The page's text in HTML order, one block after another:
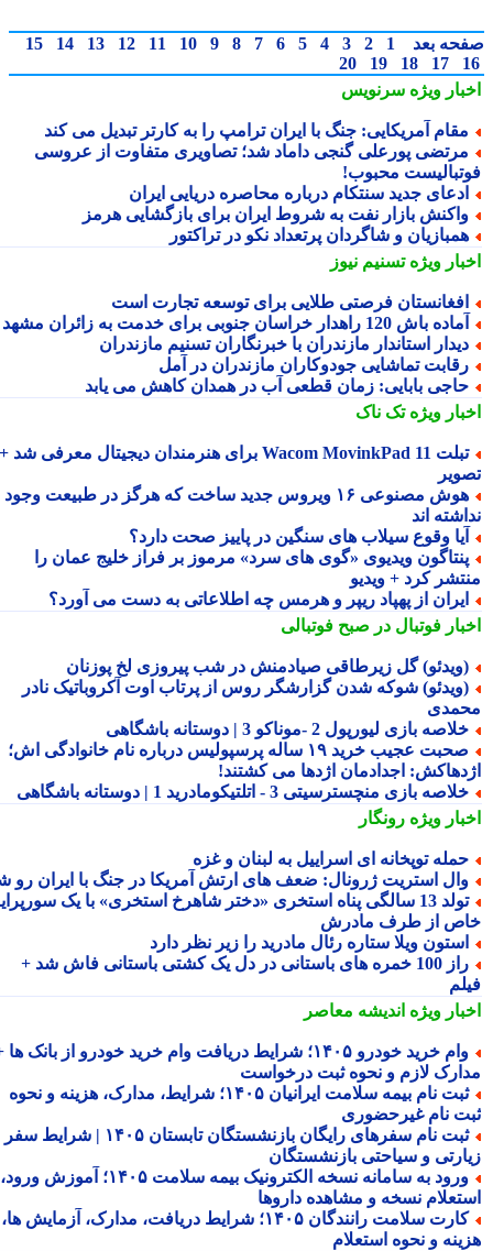
بعد 1
2
3
4
5
6
7
8
9
10
11
12
13
14
15
17
18
19
20
ویژهسرنویس
آمریکایی: جنگ با ایران ترامپ را به کارتر تبدیل می کند
پورعلی گنجی داماد شد؛ تصاویری متفاوت از عروسی
محبوب!
جدید سنتکام درباره محاصره دریایی ایران
بازار نفت به شروط ایران برای بازگشایی هرمز
و شاگردان پرتعداد نکو در تراکتور
ویژهتسنیم نیوز
فرصتی طلایی برای توسعه تجارت است
باش 120 راهدار خراسان جنوبی برای خدمت به زائران مشهد
استاندار مازندران با خبرنگاران تسنیم مازندران
تماشایی جودوکاران مازندران در آمل
بابایی: زمان قطعی آب در همدان کاهش می یابد
ویژهتک ناک
تبلت Wacom MovinkPad 11 برای هنرمندان دیجیتال معرفی شد +
هوش مصنوعی ۱۶ ویروس جدید ساخت که هرگز در طبیعت وجود
اند
وقوع سیلاب های سنگین در پاییز صحت دارد؟
ویدیوی «گوی های سرد» مرموز بر فراز خلیج عمان را
کرد + ویدیو
از پهپاد ریپر و هرمس چه اطلاعاتی به دست می آورد؟
فوتبال در صبح فوتبالی
گل زیرطاقی صیادمنش در شب پیروزی لخ پوزنان
شوکه شدن گزارشگر روس از پرتاب اوت آکروباتیک نادر
بازی لیورپول 2 -موناکو 3 | دوستانه باشگاهی
صحبت عجیب خرید ۱۹ ساله پرسپولیس درباره نام خانوادگی اش؛
اجدادمان اژدها می کشتند!
بازی منچسترسیتی 3 - اتلتیکومادرید 1 | دوستانه باشگاهی
ویژهرونگار
توپخانه ای اسراییل به لبنان و غزه
استریت ژرونال: ضعف های ارتش آمریکا در جنگ با ایران رو شد
تولد 13 سالگی پناه استخری «دختر شاهرخ استخری» با یک سورپرایز
از طرف مادرش
ویلا ستاره رئال مادرید را زیر نظر دارد
راز 100 خمره های باستانی در دل یک کشتی باستانی فاش شد +
ویژهاندیشه معاصر
وام خرید خودرو ۱۴۰۵؛ شرایط دریافت وام خرید خودرو از بانک ها +
لازم و نحوه ثبت درخواست
ثبت نام بیمه سلامت ایرانیان ۱۴۰۵؛ شرایط، مدارک، هزینه و نحوه
نام غیرحضوری
ثبت نام سفرهای رایگان بازنشستگان تابستان ۱۴۰۵ | شرایط سفر
و سیاحتی بازنشستگان
ورود به سامانه نسخه الکترونیک بیمه سلامت ۱۴۰۵؛ آموزش ورود،
نسخه و مشاهده داروها
کارت سلامت رانندگان ۱۴۰۵؛ شرایط دریافت، مدارک، آزمایش ها،
و نحوه استعلام